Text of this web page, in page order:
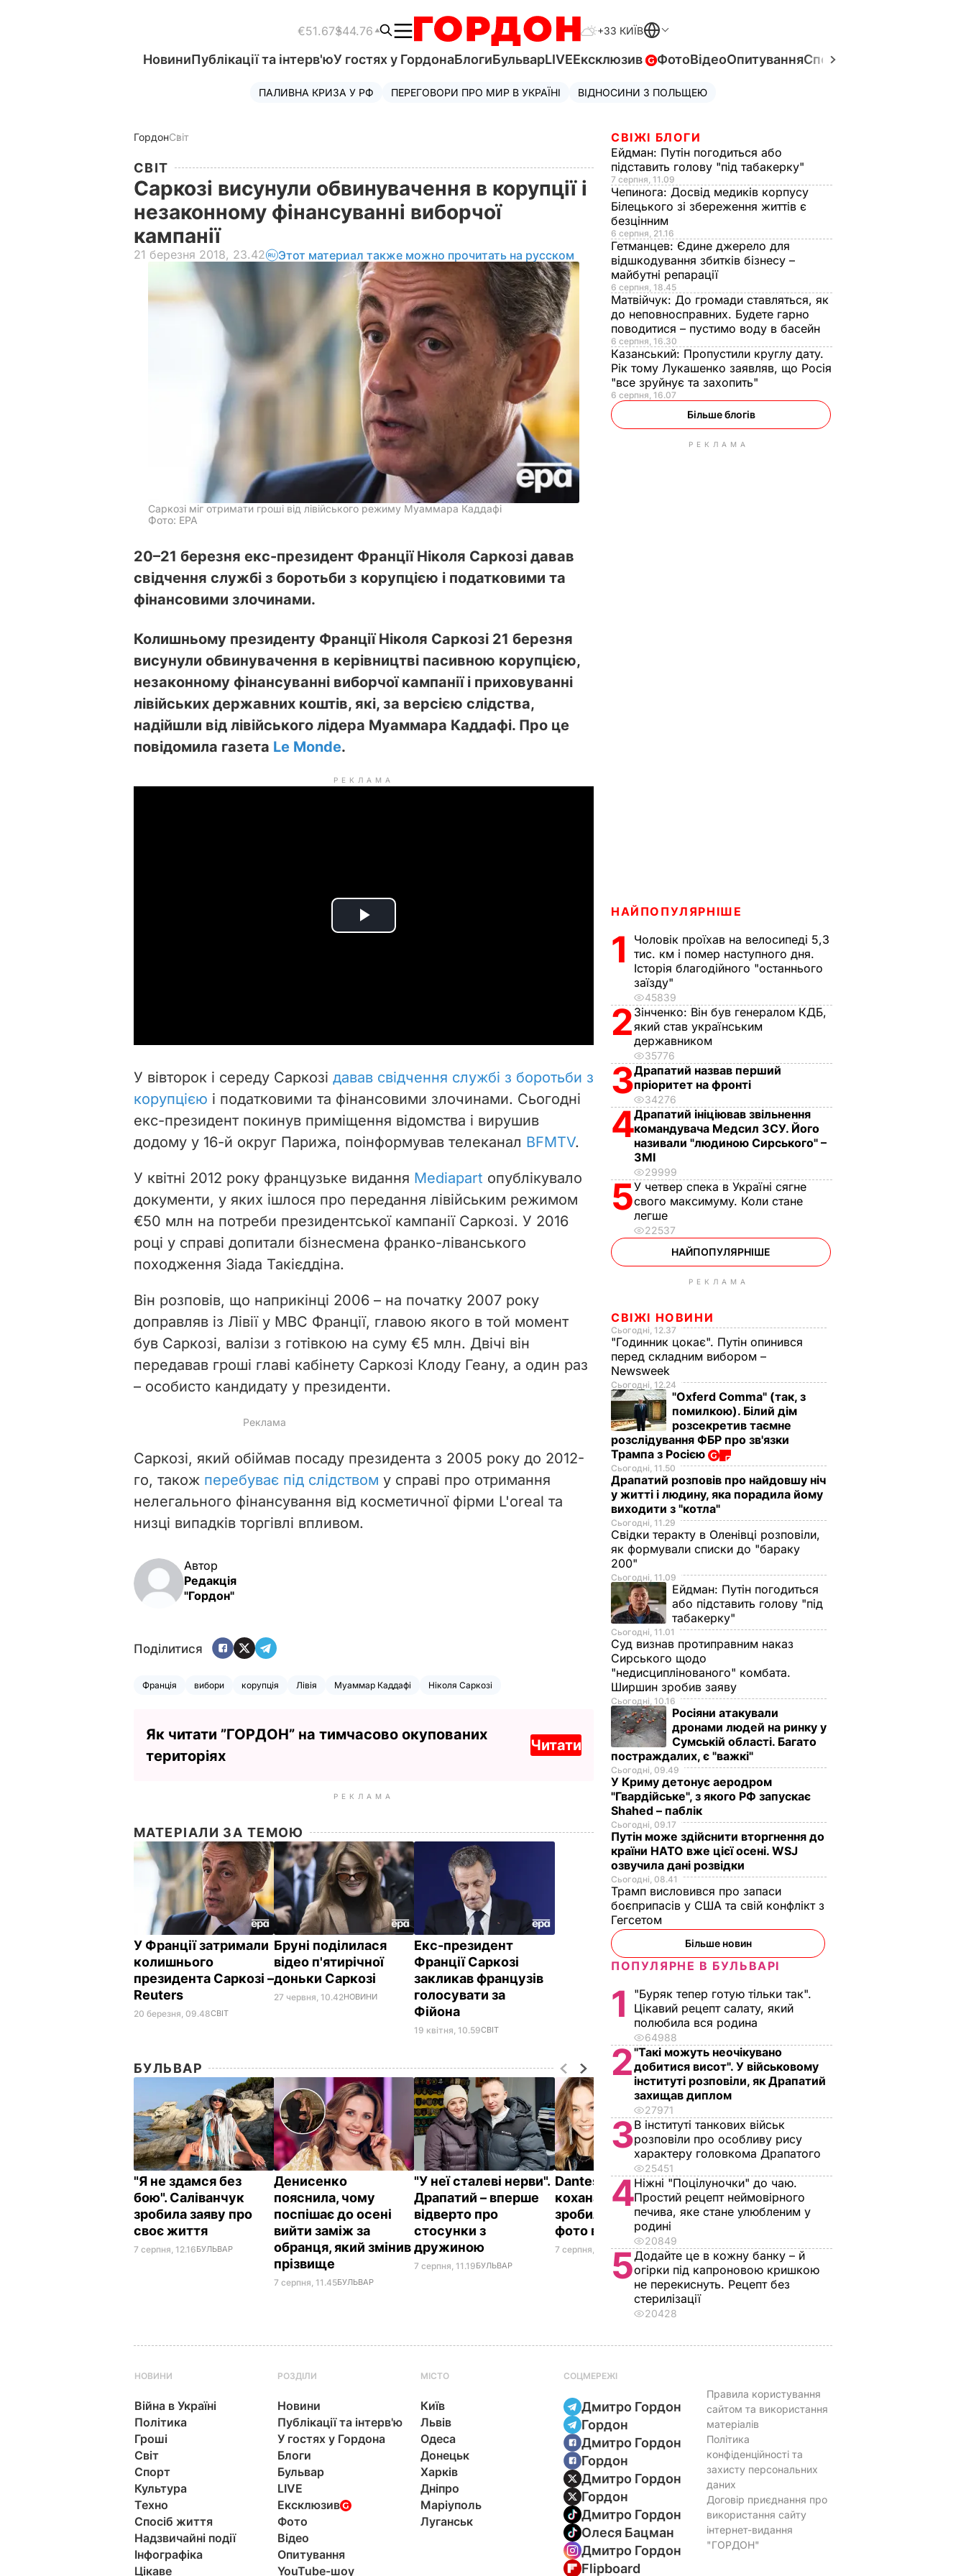
€51.67$44.76 +33 КИЇВ
НовиниПублікації та інтерв'юУ гостях у ГордонаБлогиБульварLIVEЕксклюзив ФотоВідеоОпитуванняСпецпроєкти
ПАЛИВНА КРИЗА У РФ ПЕРЕГОВОРИ ПРО МИР В УКРАЇНІ ВІДНОСИНИ З ПОЛЬЩЕЮ
ГордонСвіт
СВІТ
Саркозі висунули обвинувачення в корупції і
незаконному фінансуванні виборчої
кампанії
21 березня 2018, 23.42 Этот материал также можно прочитать на русском
Саркозі міг отримати гроші від лівійського режиму Муаммара Каддафі
Фото: EPA
20–21 березня екс-президент Франції Ніколя Саркозі давав
свідчення службі з боротьби з корупцією і податковими та
фінансовими злочинами.
Колишньому президенту Франції Ніколя Саркозі 21 березня
висунули обвинувачення в керівництві пасивною корупцією,
незаконному фінансуванні виборчої кампанії і приховуванні
лівійських державних коштів, які, за версією слідства,
надійшли від лівійського лідера Муаммара Каддафі. Про це
повідомила газета Le Monde.
РЕКЛАМА
P
i
d
o
У вівторок і середу Саркозі давав свідчення службі з боротьби з
корупцією і податковими та фінансовими злочинами. Сьогодні
екс-президент покинув приміщення відомства і вирушив
додому у 16-й округ Парижа, поінформував телеканал BFMTV.
У квітні 2012 року французьке видання Mediapart опублікувало
документи, у яких ішлося про передання лівійським режимом
€50 млн на потреби президентської кампанії Саркозі. У 2016
році у справі допитали бізнесмена франко-ліванського
походження Зіада Такієддіна.
Він розповів, що наприкінці 2006 – на початку 2007 року
доправляв із Лівії у МВС Франції, главою якого в той момент
був Саркозі, валізи з готівкою на суму €5 млн. Двічі він
передавав гроші главі кабінету Саркозі Клоду Геану, а один раз
– особисто кандидату у президенти.
Саркозі, який обіймав посаду президента з 2005 року до 2012-
го, також перебуває під слідством у справі про отримання
нелегального фінансування від косметичної фірми L'oreal та
низці випадків торгівлі впливом.
Автор
Редакція
"Гордон"
Поділитися
Франція вибори корупція Лівія Муаммар Каддафі Ніколя Саркозі
Як читати ”ГОРДОН” на тимчасово окупованих
територіях
Читати
РЕКЛАМА
МАТЕРІАЛИ ЗА ТЕМОЮ
У Франції затримали
колишнього
президента Саркозі –
Reuters
20 березня, 09.48СВІТ
Бруні поділилася
відео п'ятирічної
доньки Саркозі
27 червня, 10.42НОВИНИ
Екс-президент
Франції Саркозі
закликав французів
голосувати за
Фійона
19 квітня, 10.59СВІТ
БУЛЬВАР
"Я не здамся без
бою". Саліванчук
зробила заяву про
своє життя
7 серпня, 12.16БУЛЬВАР
Денисенко
пояснила, чому
поспішає до осені
вийти заміж за
обранця, який змінив
прізвище
7 серпня, 11.45БУЛЬВАР
"У неї сталеві нерви".
Драпатий – вперше
відверто про
стосунки з
дружиною
7 серпня, 11.19БУЛЬВАР
Dantes і його нова
кохана Неправда
зробили романтичне
фото в ліфті втрьох
7 серпня, 10.20БУЛЬВАР
П'ять хвилин – і
хрусткі гарячі
бутерброди з
готові. Рецепт
соковитої начинки
7 серпня, 09.43БУЛЬВАР
СВІЖІ БЛОГИ
Ейдман: Путін погодиться або
підставить голову "під табакерку"
7 серпня, 11.09
Чепинога: Досвід медиків корпусу
Білецького зі збереження життів є
безцінним
6 серпня, 21.16
Гетманцев: Єдине джерело для
відшкодування збитків бізнесу –
майбутні репарації
6 серпня, 18.45
Матвійчук: До громади ставляться, як
до неповносправних. Будете гарно
поводитися – пустимо воду в басейн
6 серпня, 16.30
Казанський: Пропустили круглу дату.
Рік тому Лукашенко заявляв, що Росія
"все зруйнує та захопить"
6 серпня, 16.07
Більше блогів
РЕКЛАМА
НАЙПОПУЛЯРНІШЕ
1
Чоловік проїхав на велосипеді 5,3
тис. км і помер наступного дня.
Історія благодійного "останнього
заїзду"
45839
2 Зінченко: Він був генералом КДБ,
який став українським
державником
35776
3Драпатий назвав перший
пріоритет на фронті
34276
4Драпатий ініціював звільнення
командувача Медсил ЗСУ. Його
називали "людиною Сирського" –
ЗМІ
29999
5У четвер спека в Україні сягне
свого максимуму. Коли стане
легше
22537
НАЙПОПУЛЯРНІШЕ
РЕКЛАМА
СВІЖІ НОВИНИ
Сьогодні, 12.37
"Годинник цокає". Путін опинився
перед складним вибором –
Newsweek
Сьогодні, 12.24
"Oxferd Comma" (так, з
помилкою). Білий дім
розсекретив таємне
розслідування ФБР про зв'язки
Трампа з Росією
Сьогодні, 11.50
Драпатий розповів про найдовшу ніч
у житті і людину, яка порадила йому
виходити з "котла"
Сьогодні, 11.29
Свідки теракту в Оленівці розповіли,
як формували списки до "бараку
200"
Сьогодні, 11.09
Ейдман: Путін погодиться
або підставить голову "під
табакерку"
Сьогодні, 11.01
Суд визнав протиправним наказ
Сирського щодо
"недисциплінованого" комбата.
Ширшин зробив заяву
Сьогодні, 10.16
Росіяни атакували
дронами людей на ринку у
Сумській області. Багато
постраждалих, є "важкі"
Сьогодні, 09.49
У Криму детонує аеродром
"Гвардійське", з якого РФ запускає
Shahed – паблік
Сьогодні, 09.17
Путін може здійснити вторгнення до
країни НАТО вже цієї осені. WSJ
озвучила дані розвідки
Сьогодні, 08.41
Трамп висловився про запаси
боєприпасів у США та свій конфлікт з
Гегсетом
Більше новин
ПОПУЛЯРНЕ В БУЛЬВАРІ
1
"Буряк тепер готую тільки так".
Цікавий рецепт салату, який
полюбила вся родина
64988
2"Такі можуть неочікувано
добитися висот". У військовому
інституті розповіли, як Драпатий
захищав диплом
27971
3В інституті танкових військ
розповіли про особливу рису
характеру головкома Драпатого
25451
4Ніжні "Поцілуночки" до чаю.
Простий рецепт неймовірного
печива, яке стане улюбленим у
родині
20849
5Додайте це в кожну банку – й
огірки під капроновою кришкою
не перекиснуть. Рецепт без
стерилізації
20428
НОВИНИ
Війна в Україні
Політика
Гроші
Світ
Спорт
Культура
Техно
Спосіб життя
Надзвичайні події
Інфографіка
Цікаве
РОЗДІЛИ
Новини
Публікації та інтерв'ю
У гостях у Гордона
Блоги
Бульвар
LIVE
Ексклюзив
Фото
Відео
Опитування
YouTube-шоу
МІСТО
Київ
Львів
Одеса
Донецьк
Харків
Дніпро
Маріуполь
Луганськ
СОЦМЕРЕЖІ
Дмитро Гордон
Гордон
Дмитро Гордон
Гордон
Дмитро Гордон
Гордон
Дмитро Гордон
Олеся Бацман
Дмитро Гордон
Flipboard
Правила користування
сайтом та використання
матеріалів
Політика
конфіденційності та
захисту персональних
даних
Договір приєднання про
використання сайту
інтернет-видання
"ГОРДОН"